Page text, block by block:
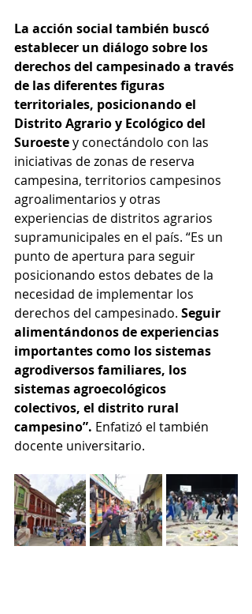
La acción social también buscó
establecer un diálogo sobre los
derechos del campesinado a través
de las diferentes figuras
territoriales, posicionando el
Distrito Agrario y Ecológico del
Suroeste y conectándolo con las
iniciativas de zonas de reserva
campesina, territorios campesinos
agroalimentarios y otras
experiencias de distritos agrarios
supramunicipales en el país. “Es un
punto de apertura para seguir
posicionando estos debates de la
necesidad de implementar los
derechos del campesinado. Seguir
alimentándonos de experiencias
importantes como los sistemas
agrodiversos familiares, los
sistemas agroecológicos
colectivos, el distrito rural
campesino”. Enfatizó el también
docente universitario.